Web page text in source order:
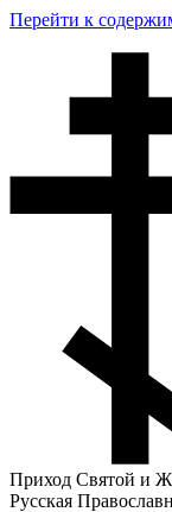
Перейти к
Приход Святой и
Русская